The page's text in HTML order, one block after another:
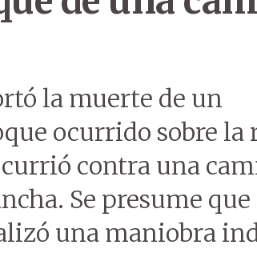
la muerte de un
ocurrido sobre la
contra una
Se presume que
una maniobra